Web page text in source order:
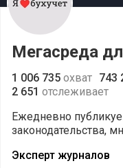
Мегасреда
1 006 735 охват 743
2 651 отслеживает
Ежедневно
законодательства,
Эксперт журналов